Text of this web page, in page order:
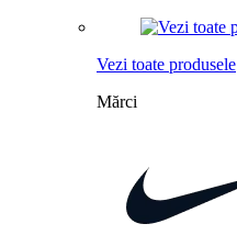
Vezi toate produsele
Mărci